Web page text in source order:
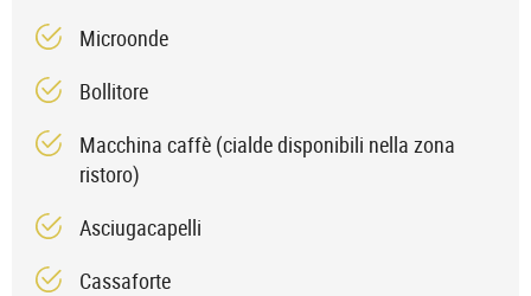
Microonde
Bollitore
Macchina caffè (cialde disponibili nella zona
ristoro)
Asciugacapelli
Cassaforte